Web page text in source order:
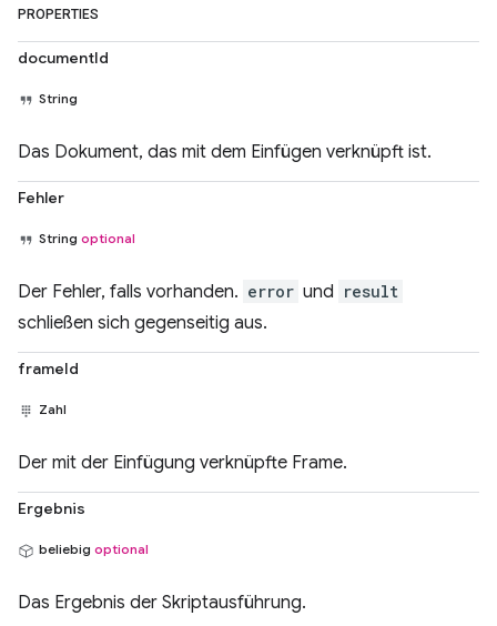
PROPERTIES
documentId
String
Das Dokument, das mit dem Einfügen verknüpft ist.
Fehler
String optional
Der Fehler, falls vorhanden. error und result
schließen sich gegenseitig aus.
frameId
Zahl
Der mit der Einfügung verknüpfte Frame.
Ergebnis
beliebig optional
Das Ergebnis der Skriptausführung.